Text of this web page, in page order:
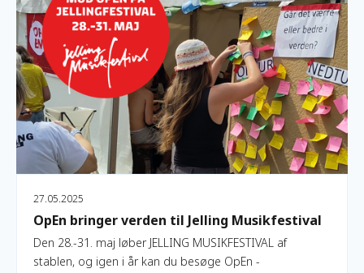
27.05.2025
OpEn bringer verden til Jelling Musikfestival
Den 28.-31. maj løber JELLING MUSIKFESTIVAL af
stablen, og igen i år kan du besøge OpEn -